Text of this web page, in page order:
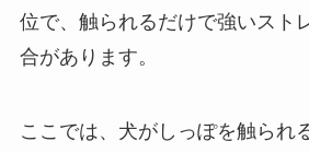
位で、触られるだけで強いスト
合があります。
ここでは、犬がしっぽを触られ